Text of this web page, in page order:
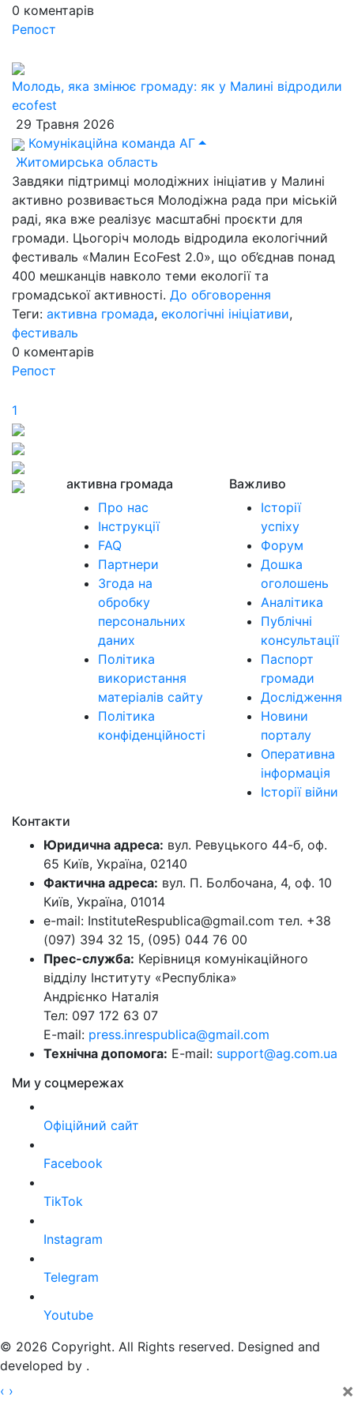
0 коментарів
Репост
Молодь, яка змінює громаду: як у Малині відродили
ecofest
29 Травня 2026
Комунікаційна команда АГ
Житомирська область
Завдяки підтримці молодіжних ініціатив у Малині
активно розвивається Молодіжна рада при міській
раді, яка вже реалізує масштабні проєкти для
громади. Цьогоріч молодь відродила екологічний
фестиваль «Малин EcoFest 2.0», що об’єднав понад
400 мешканців навколо теми екології та
громадської активності. До обговорення
Теги: активна громада, екологічні ініціативи,
фестиваль
0 коментарів
Репост
1
активна громада
Про нас
Інструкції
FAQ
Партнери
Згода на
обробку
персональних
даних
Політика
використання
матеріалів сайту
Політика
конфіденційності
Важливо
Історії
успіху
Форум
Дошка
оголошень
Аналітика
Публічні
консультації
Паспорт
громади
Дослідження
Новини
порталу
Оперативна
інформація
Історії війни
Контакти
Юридична адреса: вул. Ревуцького 44-б, оф.
65 Київ, Україна, 02140
Фактична адреса: вул. П. Болбочана, 4, оф. 10
Київ, Україна, 01014
e-mail: InstituteRespublica@gmail.com тел. +38
(097) 394 32 15, (095) 044 76 00
Прес-служба: Керівниця комунікаційного
відділу Інституту «Республіка»
Андрієнко Наталія
Тел: 097 172 63 07
E-mail: press.inrespublica@gmail.com
Технічна допомога: E-mail: support@ag.com.ua
Ми у соцмережах
Офіційний сайт
Facebook
TikTok
Instagram
Telegram
Youtube
© 2026 Copyright. All Rights reserved. Designed and
developed by .
‹ › ×